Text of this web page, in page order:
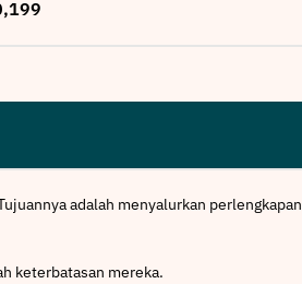
adalah menyalurkan perlengkapan
keterbatasan mereka.